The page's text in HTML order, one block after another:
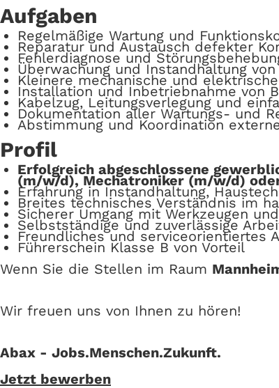
Aufgaben
Regelmäßige Wartung und
Reparatur und Austausch defekter
Fehlerdiagnose und
Überwachung und Instandhaltung
Kleinere mechanische und
Installation und Inbetriebnahme von
Kabelzug, Leitungsverlegung und
Dokumentation aller Wartungs- und
Abstimmung und Koordination
Profil
Erfolgreich abgeschlossene
(m/w/d), Mechatroniker (m/w/d)
Erfahrung in Instandhaltung,
Breites technisches Verständnis im
Sicherer Umgang mit Werkzeugen
Selbstständige und zuverlässige
Freundliches und serviceorientiertes
Führerschein Klasse B von Vorteil​
Wenn Sie die Stellen im Raum
Wir freuen uns von Ihnen zu hören!
Abax - Jobs.Menschen.Zukunft.
Jetzt bewerben